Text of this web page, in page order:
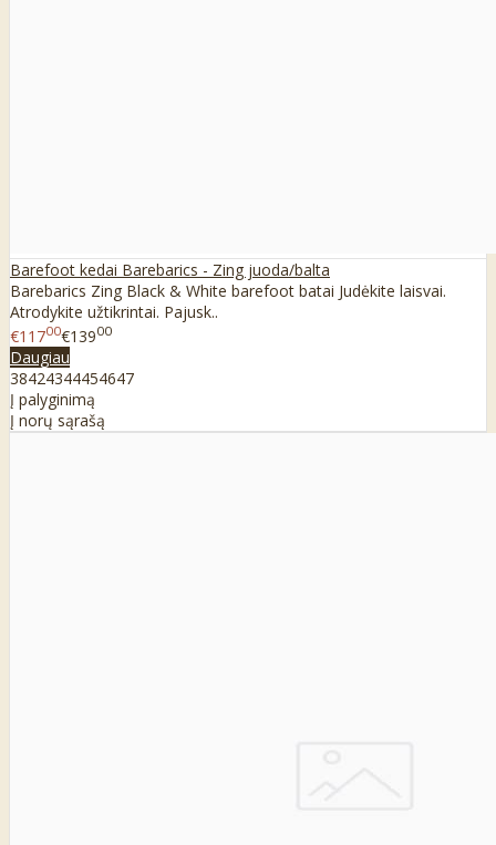
Barefoot kedai Barebarics - Zing juoda/balta
Barebarics Zing Black & White barefoot batai Judėkite laisvai.
Atrodykite užtikrintai. Pajusk..
€11700€13900
Daugiau
38424344454647
Į palyginimą
Į norų sąrašą